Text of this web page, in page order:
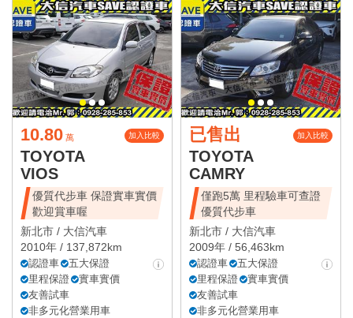
10.80 萬 加入比較
TOYOTA
VIOS
優質代步車 保證實車實價
歡迎賞車喔
新北市 / 大信汽車
2010年 / 137,872km
認證車
五大保證
里程保證
實車實價
友善試車
非多元化營業用車
已售出 加入比較
TOYOTA
CAMRY
僅跑5萬 里程驗車可查證
優質代步車
新北市 / 大信汽車
2009年 / 56,463km
認證車
五大保證
里程保證
實車實價
友善試車
非多元化營業用車